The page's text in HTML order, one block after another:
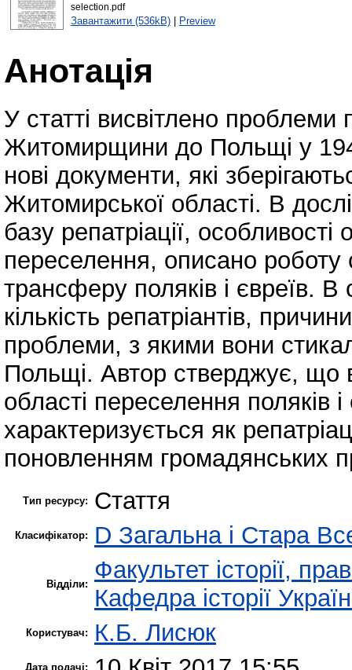
selection.pdf
Завантажити (536kB)| Preview
Анотація
У статті висвітлено
Житомирщини до Польщі у
нові документи, які
Житомирської області. В
базу репатріації, особливості
переселення, описано роботу
трансферу поляків і євреїв. В
кількість репатріантів,
проблеми, з якими вони
Польщі. Автор стверджує, що
області переселення поляків
характеризується як
поновленням громадянських
Тип ресурсу: Стаття
Класифікатор: D Загальна і Стара
Відділи:
Факультет історії,
Кафедра історії
Користувач: К.Б. Лисюк
Дата подачі: